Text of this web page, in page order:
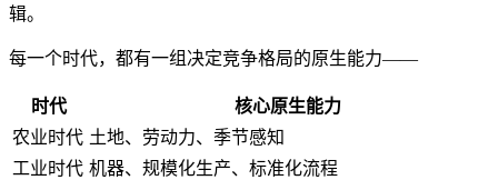
辑。
每一个时代，都有一组决定竞争格局的原生能力——
时代
核心原生能力
农业时代 土地、劳动力、季节感知
工业时代 机器、规模化生产、标准化流程